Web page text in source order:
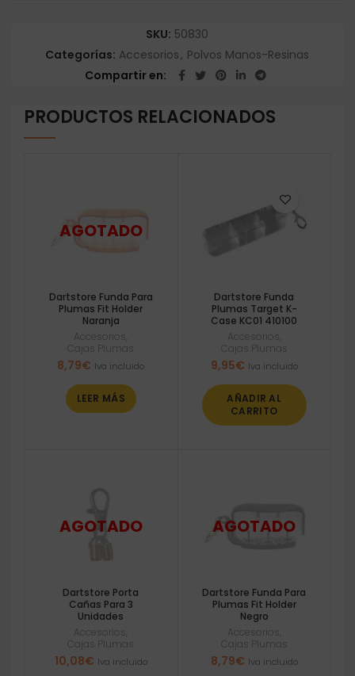
SKU: 50830
Categorías: Accesorios, Polvos Manos-Resinas
Compartir en
PRODUCTOS RELACIONADOS
Dartstore Funda Para
Plumas Fit Holder
Naranja
Accesorios
Cajas Plumas
8,79€ Iva incluido
LEER MÁS
Dartstore Funda
Plumas Target K-
Case KC01 410100
Accesorios
Cajas Plumas
9,95€ Iva incluido
AÑADIR AL
CARRITO
Dartstore Porta
Cañas Para 3
Unidades
Accesorios
Cajas Plumas
10,08€ Iva incluido
Dartstore Funda Para
Plumas Fit Holder
Negro
Accesorios
Cajas Plumas
8,79€ Iva incluido